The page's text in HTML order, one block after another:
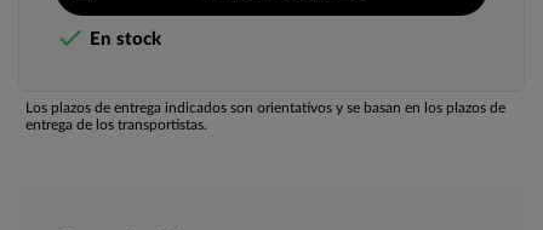
 En stock
Los plazos de entrega indicados son orientativos y se basan en los plazos de
entrega de los transportistas.